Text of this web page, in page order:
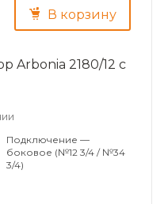
В корзину
Arbonia 2180/12 с
Подключение —
боковое (№12 3/4 / №34
3/4)